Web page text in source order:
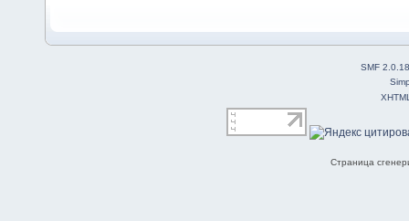
SMF 2.0.18
Страница